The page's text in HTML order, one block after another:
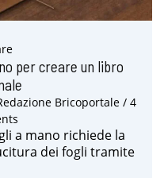
per creare un libro
Bricoportale/ 4
a mano richiede la
dei fogli tramite